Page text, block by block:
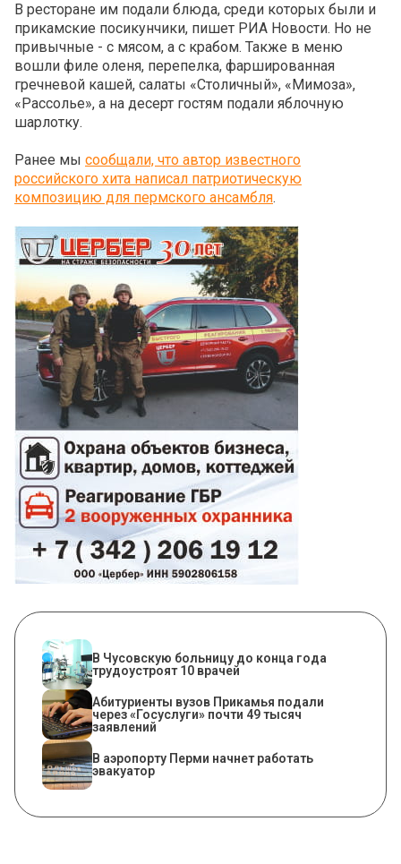
В ресторане им подали блюда, среди которых были и
прикамские посикунчики, пишет РИА Новости. Но не
привычные - с мясом, а с крабом. Также в меню
вошли филе оленя, перепелка, фаршированная
гречневой кашей, салаты «Столичный», «Мимоза»,
«Рассолье», а на десерт гостям подали яблочную
шарлотку.
Ранее мы сообщали, что автор известного
российского хита написал патриотическую
композицию для пермского ансамбля.
В Чусовскую больницу до конца года
трудоустроят 10 врачей
Абитуриенты вузов Прикамья подали
через «Госуслуги» почти 49 тысяч
заявлений
В аэропорту Перми начнет работать
эвакуатор